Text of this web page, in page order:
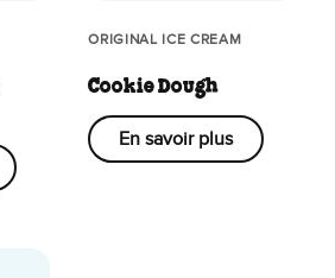
ORIGINAL ICE CREAM
Cookie Dough
En savoir plus